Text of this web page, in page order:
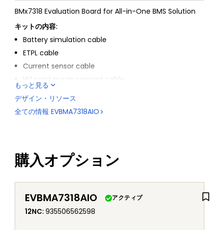
BMx7318 Evaluation Board for All-in-One BMS Solution
キットの内容:
Battery simulation cable
ETPL cable
Current sensor cable
HV point measurement cable
LV supply cable
もっと見る
デザイン・リソース
全ての情報 EVBMA7318AIO
購入オプション
EVBMA7318AIO アクティブ
12NC: 935506562598